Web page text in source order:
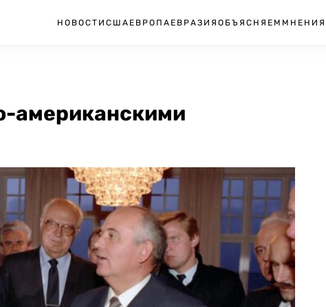
НОВОСТИ США ЕВРОПА ЕВРАЗИЯ ОБЪЯСНЯЕМ МНЕНИЯ
американскими